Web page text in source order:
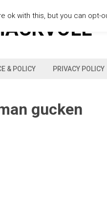
& POLICY PRIVACY POLICY
gucken
ok with this, but you can opt-